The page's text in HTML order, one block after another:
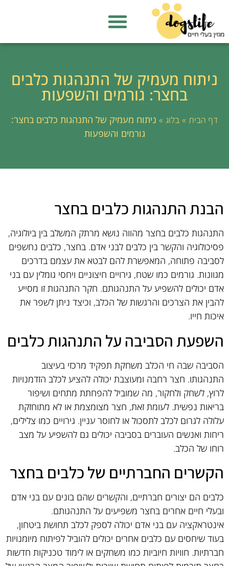
ניתוח מעמיק של התנהגות כלבים
בחצר: גורמים והשפעות
דף הבית »בלוג » ניתוח מעמיק של התנהגות כלבים בחצר:
גורמים והשפעות
הבנת התנהגות כלבים בחצר
התנהגות כלבים בחצר מהווה נושא מרתק המשלב בין ביולוגיה,
פסיכולוגיה והקשר בין כלבים לבני אדם. בחצר, כלבים נחשפים
לסביבה פתוחה, המאפשרת להם לבטא את עצמם בדרכים
מגוונות. גורמים כמו שטח, גירויים חיצוניים ויחסי גומלין עם בני
אדם יכולים להשפיע על התנהגותם. חקר התנהגות זו מסייע
להבין את הצרכים והרגשות של הכלב, וכיצד ניתן לשפר את
איכות חייו.
השפעת הסביבה על התנהגות כלבים
הסביבה שבה חי הכלב משחקת תפקיד מרכזי בעיצוב
התנהגותו. חצר רחבה ומעוצבת יכולה להציע לכלב הזדמנויות
לרוץ, לשחק ולחקור, מה שמוביל להפחתת מתחים ושיפור
בריאות נפשית. לעומת זאת, חצר מצומצמת או לא מתוחזקת
עלולה לגרום לכלב לתסכול או לחוסר עניין. גירויים כמו צלילים,
ריחות ואנשים העוברים בסביבה יכולים גם להשפיע על מצב
רוחו של הכלב.
הקשרים החברתיים של כלבים בחצר
כלבים הם יצורים חברתיים, והקשרים שהם בונים עם בני אדם
ובעלי חיים אחרים בחצר משפיעים על התנהגותם.
אינטראקציה עם בני אדם יכולה לספק לכלב תחושת ביטחון,
בעוד שיחסים עם כלבים אחרים יכולים להוביל לפיתוח מיומנויות
חברתיות. חוויות חיוביות כמו משחקים או לימוד טכניקות חדשות